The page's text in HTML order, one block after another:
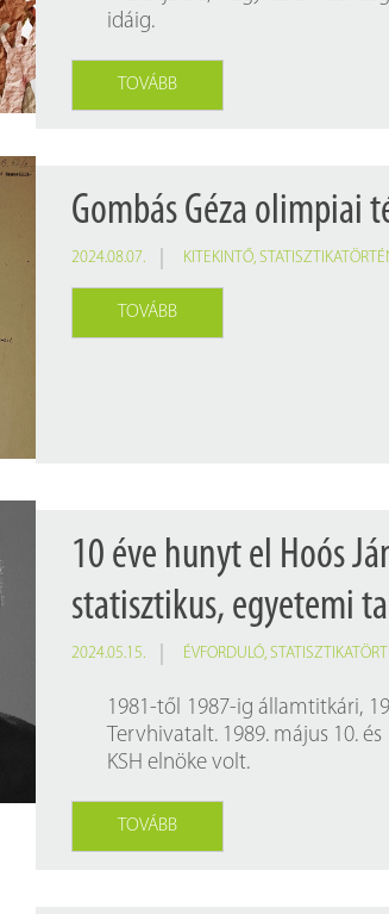
kitüntetett kollégáink
katalógus
idáig.
TOVÁBB
Gombás Géza olimpiai
2024.08.07. KITEKINTŐ,
TOVÁBB
10 éve hunyt el Hoós
statisztikus, egyetemi
2024.05.15. ÉVFORDULÓ,
1981-től 1987-ig államtitkári,
Tervhivatalt. 1989. május 10.
KSH elnöke volt.
TOVÁBB